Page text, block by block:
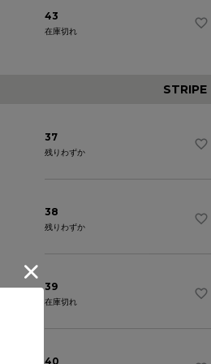
43
在庫切れ
STRIPE
37
残りわずか
38
残りわずか
39
在庫切れ
40